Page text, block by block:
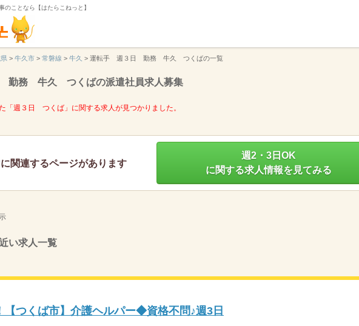
のことなら【はたらこねっと】
> 牛久市 > 常磐線 > 牛久 > 運転手 週３日 勤務 牛久 つくばの一覧
務 牛久 つくばの派遣社員求人募集
「週３日 つくば」に関する求人が見つかりました。
関連するページがあります
週2・3日OK
に関する求人情報を見てみる
い求人一覧
【つくば市】介護ヘルパー◆資格不問♪週3日